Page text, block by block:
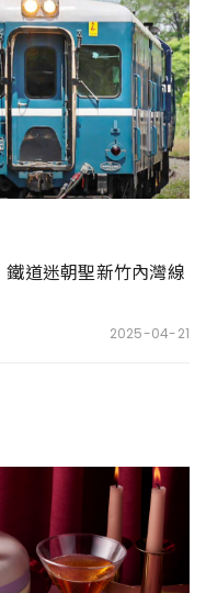
道迷朝聖新竹內灣線
2025-04-21